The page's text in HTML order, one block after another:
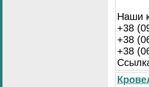
Наши
+38
+38
+38